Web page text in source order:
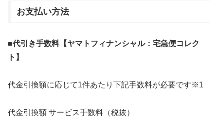
お支払い方法
■代引き手数料【ヤマトフィナンシャル：宅急便コレク
ト】
代金引換額に応じて1件あたり下記手数料が必要です※1
代金引換額 サービス手数料（税抜）